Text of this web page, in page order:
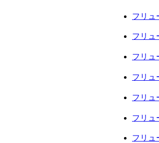
フリュ
フリュ
フリュ
フリュ
フリュ
フリュ
フリュ